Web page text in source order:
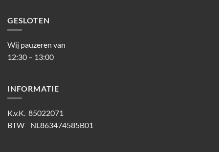
GESLOTEN
Wij pauzeren van
12:30 – 13:00
INFORMATIE
K.v.K. 85022071
BTW NL863474585B01